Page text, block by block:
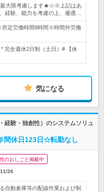
大限考慮します★☆※上記はあ
経験、能力を考慮の上、優遇…
定労働時間8時間※時間外労働
完全週休2日制（土日）# 【休
気になる
経験・独創性）のシステムソリュ
間休日123日☆転勤なし
のおしごと掲載中
26
自動倉庫等の配線作業および制